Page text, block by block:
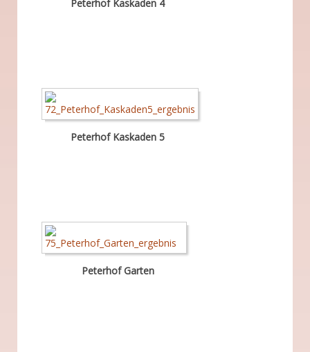
Peterhof Kaskaden 4
Peterhof Kaskaden 5
Peterhof Garten